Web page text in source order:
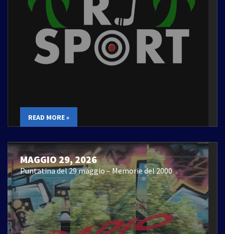
READ MORE »
MAGGIO 29, 2026
Puntatina del 29 maggio – Memorie del 2000